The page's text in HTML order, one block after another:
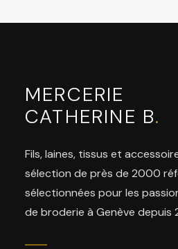
MERCERIE
CATHERINE B.
Fils, laines, tissus et
sélection de près de 2000
sélectionnées pour les
de broderie à Genève depuis